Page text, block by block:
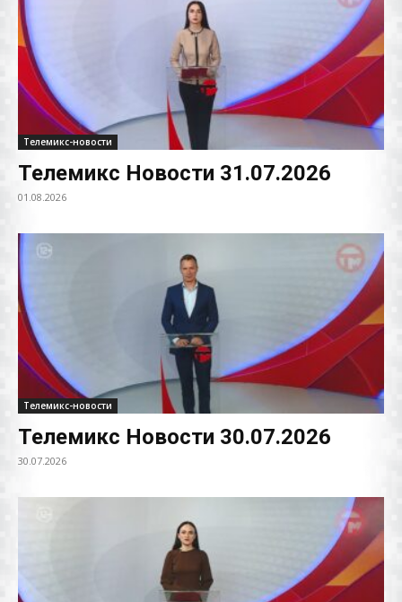
Телемикс-новости
Телемикс Новости 31.07.2026
01.08.2026
Телемикс-новости
Телемикс Новости 30.07.2026
30.07.2026